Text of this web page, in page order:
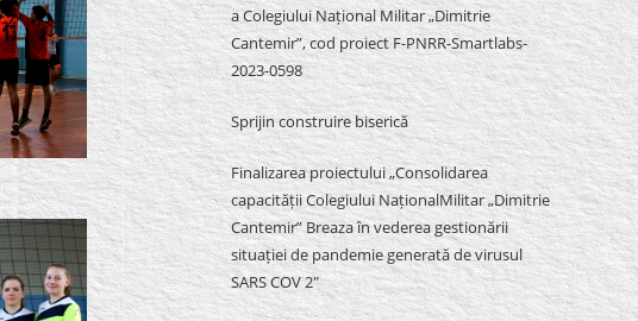
a Colegiului Național Militar „Dimitrie
Cantemir”, cod proiect F-PNRR-Smartlabs-
2023-0598
Sprijin construire biserică
Finalizarea proiectului „Consolidarea
capacității Colegiului NaționalMilitar „Dimitrie
Cantemir” Breaza în vederea gestionării
situației de pandemie generată de virusul
SARS COV 2″